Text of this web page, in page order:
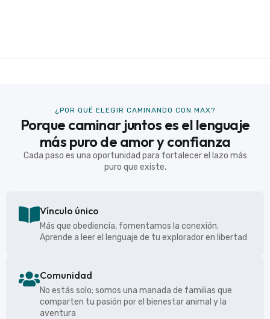
¿POR QUÉ ELEGIR CAMINANDO CON MAX?
Porque caminar juntos es el lenguaje
más puro de amor y confianza
Cada paso es una oportunidad para fortalecer el lazo más
puro que existe.
Vínculo único
Más que obediencia, fomentamos la conexión.
Aprende a leer el lenguaje de tu explorador en libertad
Comunidad
No estás solo; somos una manada de familias que
comparten tu pasión por el bienestar animal y la
aventura